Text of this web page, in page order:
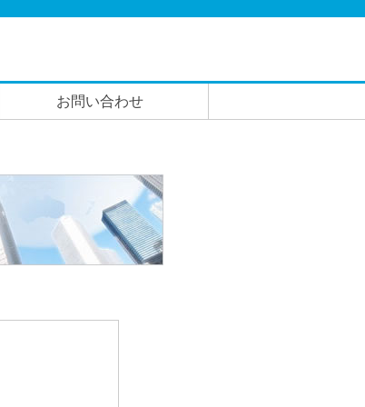
お問い合わせ